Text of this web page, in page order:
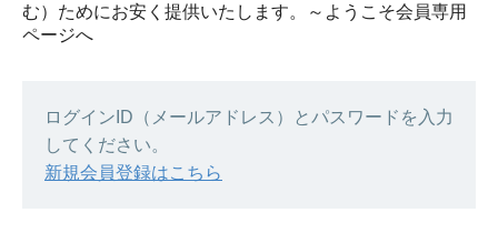
む）ためにお安く提供いたします。～ようこそ会員専用
ページへ
ログインID（メールアドレス）とパスワードを入力
してください。
新規会員登録はこちら